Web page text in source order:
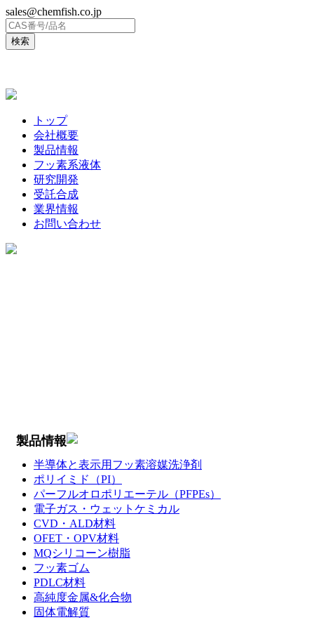
sales@chemfish.co.jp
トップ
会社概要
製品情報
フッ素系液体
研究開発
受託合成
業界情報
お問い合わせ
製品情報
半導体と表示用フッ素溶媒洗浄剤
ポリイミド（PI）
パーフルオロポリエーテル（PFPEs）
電子ガス・ウェットケミカル
CVD・ALD材料
OFET・OPV材料
MQシリコーン樹脂
フッ素ゴム
PDLC材料
高純度金属&化合物
固体電解質